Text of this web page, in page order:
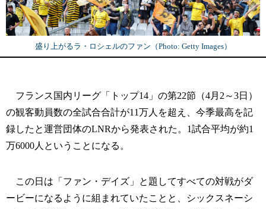
盛り上がるラ・ロシェルのファン（Photo: Getty Images）
フランス国内リーグ「トップ14」の第22節（4月2～3日）
の観客動員数の全試合合計が11万人を超え、今季最高を記
録したと運営団体のLNRから発表された。1試合平均が約1
万6000人ということになる。
この日は「ファン・デイズ」と題してすべての対戦がダ
ービーになるように組まれていたことと、シックスネーシ